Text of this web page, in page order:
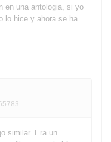
en una antologia, si yo
lo hice y ahora se ha...
similar. Era un